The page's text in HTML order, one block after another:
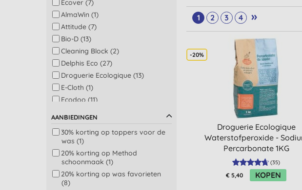
1 2 3 4 »
-20%
Droguerie Ecologique
Waterstofperoxide -
Percarbonate 1KG
(35)
€ 5,40 KOPEN
Afwasmachine en was (6)
Afwassen (6)
Douche (6)
Geurverwijderaars (6)
Fruit en groente (5)
Was: vlekkenverwijderaars,
witmakers en bleekmiddelen (5)
Schoonmaakpakket (4)
Schuurmiddel (4)
Roestvrij staal (3)
Accessoires (2)
Bad en douche (2)
Hout en meubels (2)
Ontstoppers (2)
Ecover (7)
AlmaWin (1)
Attitude (7)
Bio-D (13)
Cleaning Block (2)
Delphis Eco (27)
Droguerie Ecologique (13)
E-Cloth (1)
Ecodoo (11)
Ecozone (9)
Etamine Du Lys (3)
Fair Zone (1)
Greenhub (4)
Marcel´s Green Soap (2)
AANBIEDINGEN
30% korting op toppers voor de
was (1)
20% korting op Method
schoonmaak (1)
20% korting op was favorieten
(8)